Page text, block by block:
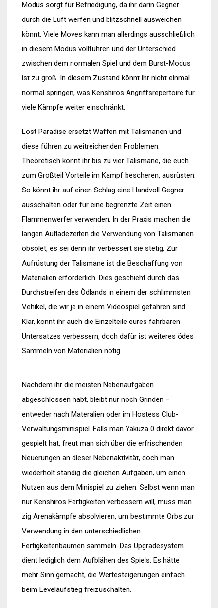
Modus sorgt für Befriedigung, da ihr darin Gegner
durch die Luft werfen und blitzschnell ausweichen
könnt. Viele Moves kann man allerdings ausschließlich
in diesem Modus vollführen und der Unterschied
zwischen dem normalen Spiel und dem Burst-Modus
ist zu groß. In diesem Zustand könnt ihr nicht einmal
normal springen, was Kenshiros Angriffsrepertoire für
viele Kämpfe weiter einschränkt.
Lost Paradise ersetzt Waffen mit Talismanen und
diese führen zu weitreichenden Problemen.
Theoretisch könnt ihr bis zu vier Talismane, die euch
zum Großteil Vorteile im Kampf bescheren, ausrüsten.
So könnt ihr auf einen Schlag eine Handvoll Gegner
ausschalten oder für eine begrenzte Zeit einen
Flammenwerfer verwenden. In der Praxis machen die
langen Aufladezeiten die Verwendung von Talismanen
obsolet, es sei denn ihr verbessert sie stetig. Zur
Aufrüstung der Talismane ist die Beschaffung von
Materialien erforderlich. Dies geschieht durch das
Durchstreifen des Ödlands in einem der schlimmsten
Vehikel, die wir je in einem Videospiel gefahren sind.
Klar, könnt ihr auch die Einzelteile eures fahrbaren
Untersatzes verbessern, doch dafür ist weiteres ödes
Sammeln von Materialien nötig.
Nachdem ihr die meisten Nebenaufgaben
abgeschlossen habt, bleibt nur noch Grinden –
entweder nach Materalien oder im Hostess Club-
Verwaltungsminispiel. Falls man Yakuza 0 direkt davor
gespielt hat, freut man sich über die erfrischenden
Neuerungen an dieser Nebenaktivität, doch man
wiederholt ständig die gleichen Aufgaben, um einen
Nutzen aus dem Minispiel zu ziehen. Selbst wenn man
nur Kenshiros Fertigkeiten verbessern will, muss man
zig Arenakämpfe absolvieren, um bestimmte Orbs zur
Verwendung in den unterschiedlichen
Fertigkeitenbäumen sammeln. Das Upgradesystem
dient lediglich dem Aufblähen des Spiels. Es hätte
mehr Sinn gemacht, die Wertesteigerungen einfach
beim Levelaufstieg freizuschalten.